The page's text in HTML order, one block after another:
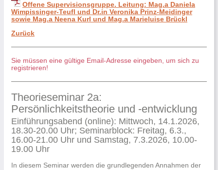
Offene Supervisionsgruppe. Leitung: Mag.a Daniela
Wimpissinger-Teufl und Dr.in Veronika Prinz-Meidinger
sowie Mag.a Neena Kurl und Mag.a Marieluise Brückl
Zurück
Sie müssen eine gültige Email-Adresse eingeben, um sich zu
registrieren!
Theorieseminar 2a:
Persönlichkeitstheorie und -entwicklung
Einführungsabend (online): Mittwoch, 14.1.2026,
18.30-20.00 Uhr; Seminarblock: Freitag, 6.3.,
16.00-21.00 Uhr und Samstag, 7.3.2026, 10.00-
19.00 Uhr
In diesem Seminar werden die grundlegenden Annahmen der